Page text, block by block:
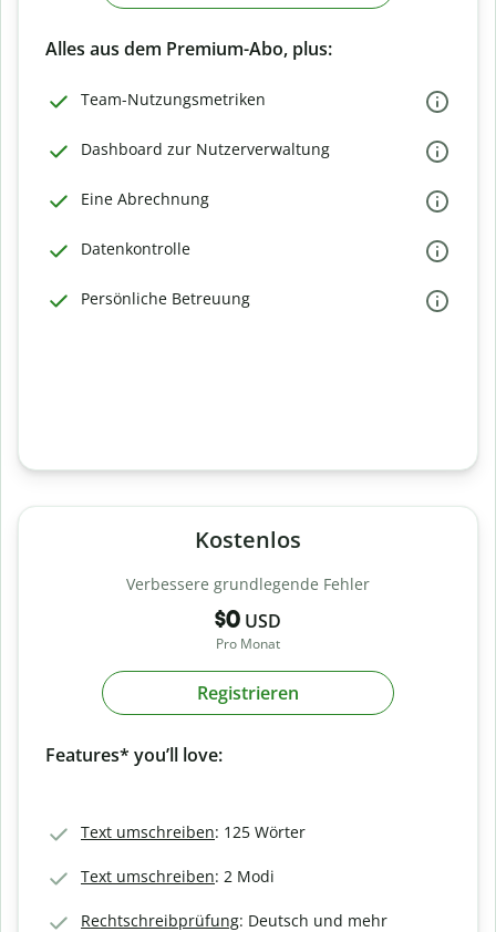
Alles aus dem Premium-Abo, plus:
Team-Nutzungsmetriken
Dashboard zur Nutzerverwaltung
Eine Abrechnung
Datenkontrolle
Persönliche Betreuung
Kostenlos
Verbessere grundlegende Fehler
$0 USD
Pro Monat
Registrieren
Features* you’ll love:
Text umschreiben: 125 Wörter
Text umschreiben: 2 Modi
Rechtschreibprüfung: Deutsch und mehr